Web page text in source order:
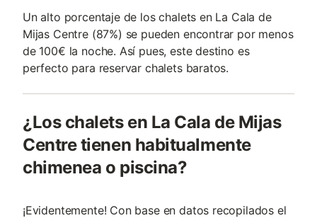
Un alto porcentaje de los chalets en La Cala de
Mijas Centre (87%) se pueden encontrar por menos
de 100€ la noche. Así pues, este destino es
perfecto para reservar chalets baratos.
¿Los chalets en La Cala de Mijas
Centre tienen habitualmente
chimenea o piscina?
¡Evidentemente! Con base en datos recopilados el